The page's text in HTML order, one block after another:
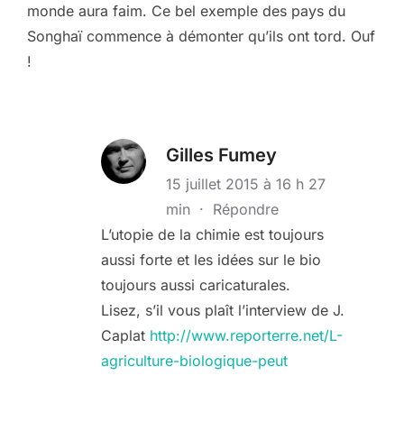
monde aura faim. Ce bel exemple des pays du
Songhaï commence à démonter qu’ils ont tord. Ouf
!
Gilles Fumey
15 juillet 2015 à 16 h 27
min · Répondre
L’utopie de la chimie est toujours
aussi forte et les idées sur le bio
toujours aussi caricaturales.
Lisez, s’il vous plaît l’interview de J.
Caplat http://www.reporterre.net/L-
agriculture-biologique-peut